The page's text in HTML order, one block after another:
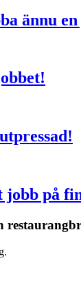
ännu
på